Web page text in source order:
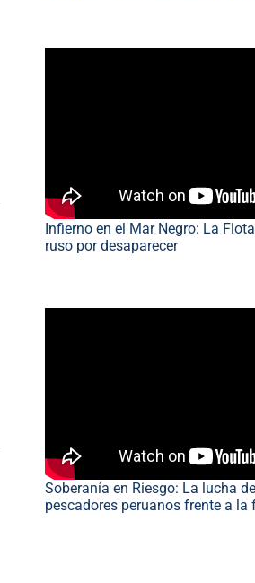
Infierno en el Mar Negro: La
ruso por desaparecer
Soberanía en Riesgo: La lucha
pescadores peruanos frente a la